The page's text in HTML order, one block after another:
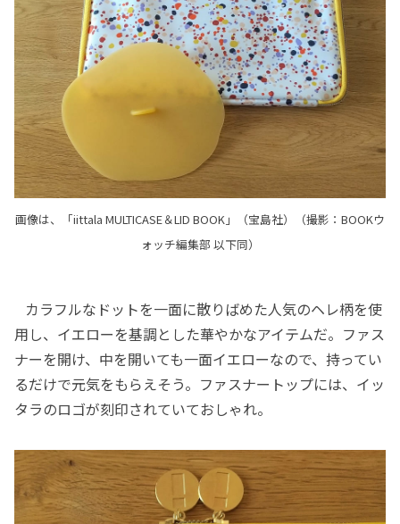
画像は、「iittala MULTICASE＆LID BOOK」（宝島社）（撮影：BOOKウ
ォッチ編集部 以下同）
カラフルなドットを一面に散りばめた人気のヘレ柄を使
用し、イエローを基調とした華やかなアイテムだ。ファス
ナーを開け、中を開いても一面イエローなので、持ってい
るだけで元気をもらえそう。ファスナートップには、イッ
タラのロゴが刻印されていておしゃれ。